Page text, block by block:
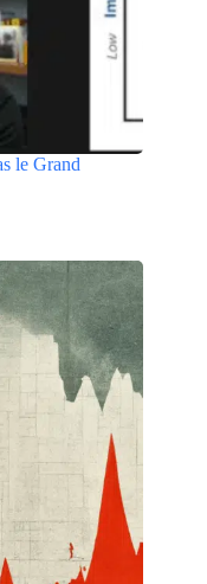
le Grand